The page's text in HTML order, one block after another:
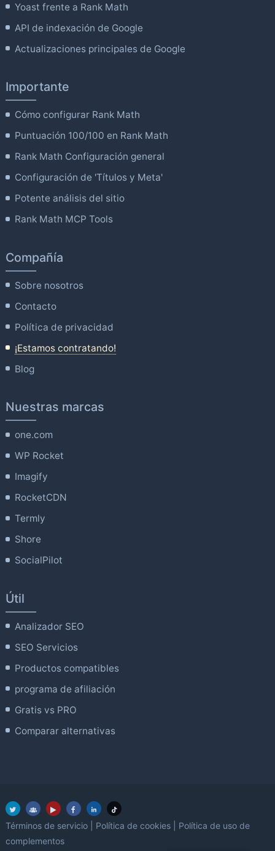
Yoast frente a Rank Math
API de indexación de Google
Actualizaciones principales de Google
Importante
Cómo configurar Rank Math
Puntuación 100/100 en Rank Math
Rank Math Configuración general
Configuración de 'Títulos y Meta'
Potente análisis del sitio
Rank Math MCP Tools
Compañía
Sobre nosotros
Contacto
Política de privacidad
¡Estamos contratando!
Blog
Nuestras marcas
one.com
WP Rocket
Imagify
RocketCDN
Termly
Shore
SocialPilot
Útil
Analizador SEO
SEO Servicios
Productos compatibles
programa de afiliación
Gratis vs PRO
Comparar alternativas
Términos de servicio Política de cookies
Política de uso de
complementos